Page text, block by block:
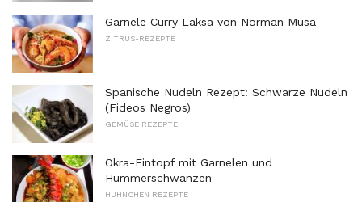
Garnele Curry Laksa von Norman Musa
ZITRUS-REZEPTE
Spanische Nudeln Rezept: Schwarze Nudeln
(Fideos Negros)
GEMÜSE REZEPTE
Okra-Eintopf mit Garnelen und
Hummerschwänzen
HÜHNCHEN REZEPTE